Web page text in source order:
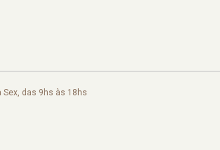
Sex, das 9hs às 18hs